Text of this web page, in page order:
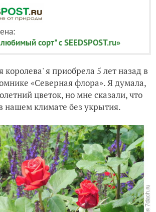
сорт" с SEEDSPOST.ru»
я приобрела 5 лет назад в
«Северная флора». Я думала,
цветок, но мне сказали, что
нашем климате без укрытия.